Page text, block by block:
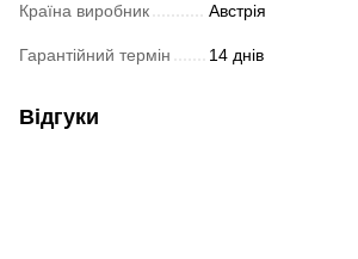
Країна виробник Австрія
Гарантійний термін 14 днів
Відгуки